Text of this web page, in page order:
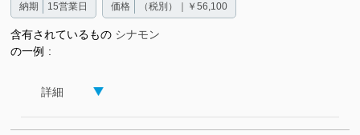
納期 15営業日 価格 （税別）｜￥56,100
含有されているもの
の一例
シナモン
詳細